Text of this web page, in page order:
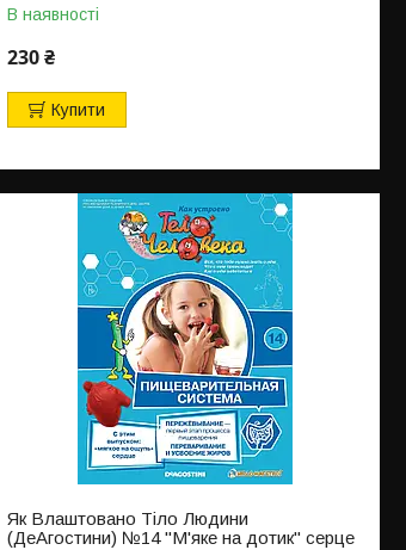
В наявності
230 ₴
Купити
Як Влаштовано Тіло Людини
(ДеАгостини) №14 "М'яке на дотик" серце